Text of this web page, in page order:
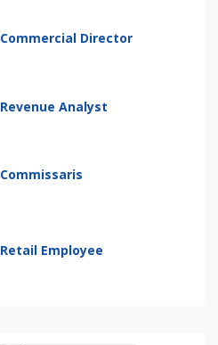
Commercial Director
Revenue Analyst
Commissaris
Retail Employee